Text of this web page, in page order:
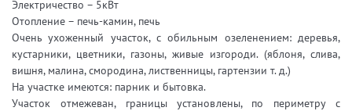
Электричество – 5кВт
Отопление – печь-камин, печь
Очень ухоженный участок, с обильным озеленением: деревья,
кустарники, цветники, газоны, живые изгороди. (яблоня, слива,
вишня, малина, смородина, лиственницы, гартензии т. д.)
На участке имеются: парник и бытовка.
Участок отмежеван, границы установлены, по периметру с